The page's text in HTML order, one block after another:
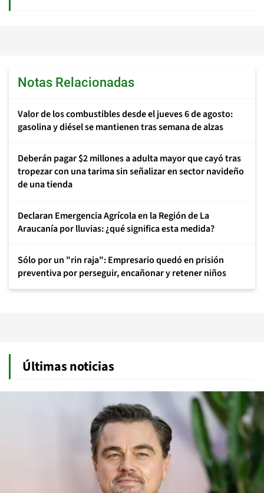
Notas Relacionadas
Valor de los combustibles desde el jueves 6 de agosto:
gasolina y diésel se mantienen tras semana de alzas
Deberán pagar $2 millones a adulta mayor que cayó tras
tropezar con una tarima sin señalizar en sector navideño
de una tienda
Declaran Emergencia Agrícola en la Región de La
Araucanía por lluvias: ¿qué significa esta medida?
Sólo por un "rin raja": Empresario quedó en prisión
preventiva por perseguir, encañonar y retener niños
Últimas noticias